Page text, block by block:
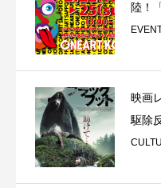
陸！
映画
駆除